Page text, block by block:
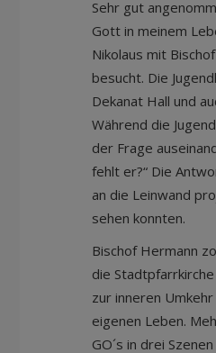
Sehr gut
Gott in meinem
Nikolaus mit
besucht. Die
Dekanat Hall und
Während die
der Frage
fehlt er?“ Die
an die Leinwand
sehen konnten.
Bischof Hermann
die
zur inneren
eigenen Leben.
GO´s in drei